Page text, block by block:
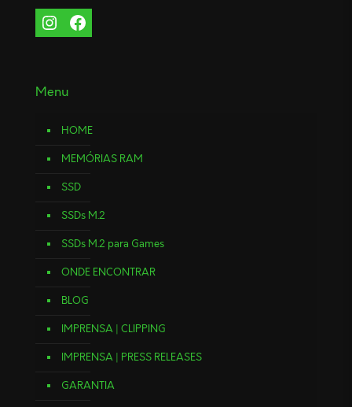
Menu
HOME
MEMÓRIAS RAM
SSD
SSDs M.2
SSDs M.2 para Games
ONDE ENCONTRAR
BLOG
IMPRENSA | CLIPPING
IMPRENSA | PRESS RELEASES
GARANTIA